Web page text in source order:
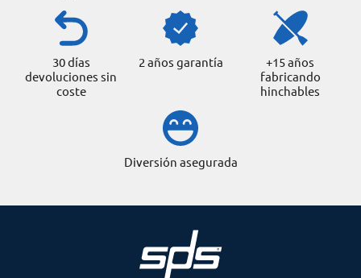
30 días
devoluciones sin
coste
2 años garantía
+15 años
fabricando
hinchables
Diversión asegurada